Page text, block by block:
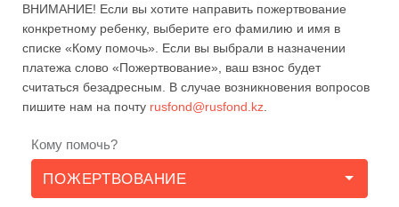
ВНИМАНИЕ! Если вы хотите направить пожертвование
конкретному ребенку, выберите его фамилию и имя в
списке «Кому помочь». Если вы выбрали в назначении
платежа слово «Пожертвование», ваш взнос будет
считаться безадресным. В случае возникновения вопросов
пишите нам на почту rusfond@rusfond.kz
Кому помочь?